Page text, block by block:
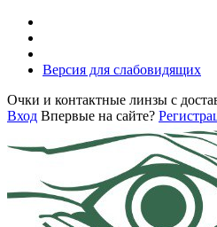
Версия для слабовидящих
Очки и контактные линзы с
Вход Впервые на сайте?